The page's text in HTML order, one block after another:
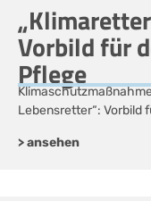
Vorbild für
Pflege
Lebensretter“: Vorbild
> ansehen